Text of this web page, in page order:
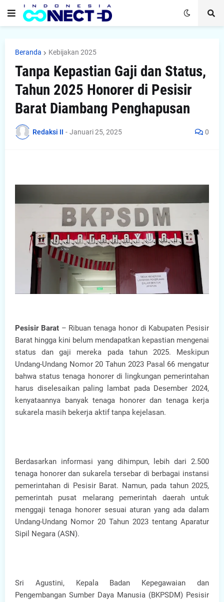
Beranda Kebijakan 2025
Tanpa Kepastian Gaji dan Status,
Tahun 2025 Honorer di Pesisir
Barat Diambang Penghapusan
Redaksi II - Januari 25, 2025 0
Pesisir Barat– Ribuan tenaga honor di Kabupaten Pesisir
Barat hingga kini belum mendapatkan kepastian mengenai
status dan gaji mereka pada tahun 2025. Meskipun
Undang-Undang Nomor 20 Tahun 2023 Pasal 66 mengatur
bahwa status tenaga honorer di lingkungan pemerintahan
harus diselesaikan paling lambat pada Desember 2024,
kenyataannya banyak tenaga honorer dan tenaga kerja
sukarela masih bekerja aktif tanpa kejelasan.
Berdasarkan informasi yang dihimpun, lebih dari 2.500
tenaga honorer dan sukarela tersebar di berbagai instansi
pemerintahan di Pesisir Barat. Namun, pada tahun 2025,
pemerintah pusat melarang pemerintah daerah untuk
menggaji tenaga honorer sesuai aturan yang ada dalam
Undang-Undang Nomor 20 Tahun 2023 tentang Aparatur
Sipil Negara (ASN).
Sri Agustini, Kepala Badan Kepegawaian dan
Pengembangan Sumber Daya Manusia (BKPSDM) Pesisir